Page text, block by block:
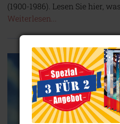
(1900-1986). Lesen Sie hier,
Weiterlesen...